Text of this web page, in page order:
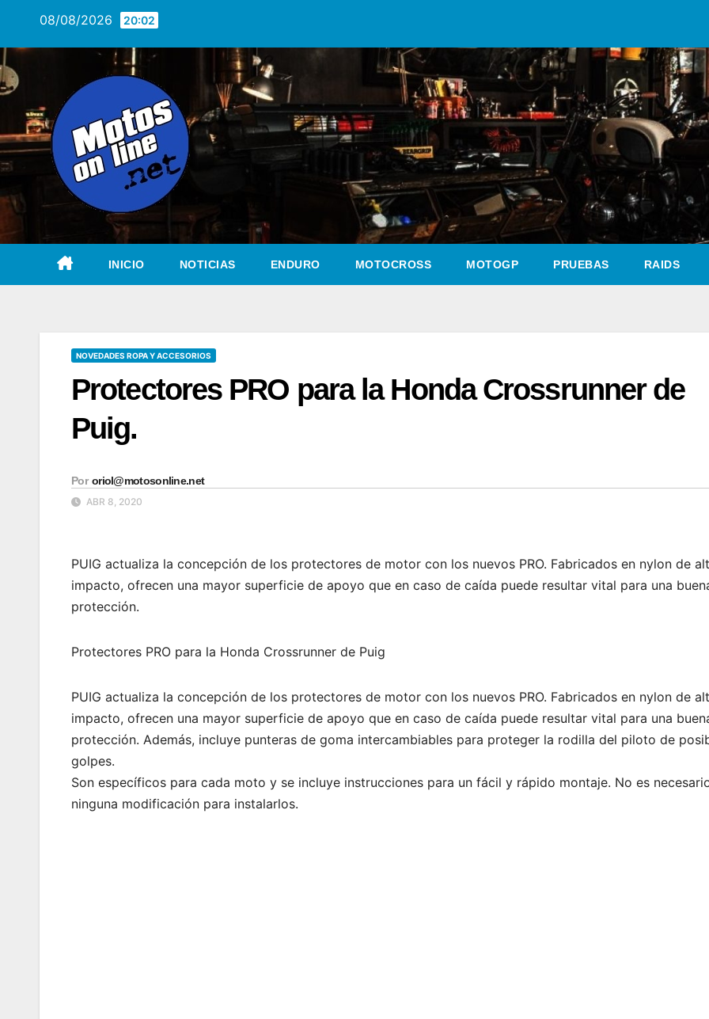
contenido
08/08/2026 20:02
INICIO NOTICIAS ENDURO MOTOCROSS MOTOGP PRUEBAS RAIDS
NOVEDADES ROPA Y ACCESORIOS
Protectores PRO para la Honda Crossrunner de
Puig.
Por oriol@motosonline.net
ABR 8, 2020
PUIG actualiza la concepción de los protectores de motor con los nuevos PRO. Fabricados en nylon de
impacto, ofrecen una mayor superficie de apoyo que en caso de caída puede resultar vital para una
protección.
Protectores PRO para la Honda Crossrunner de Puig
PUIG actualiza la concepción de los protectores de motor con los nuevos PRO. Fabricados en nylon de
impacto, ofrecen una mayor superficie de apoyo que en caso de caída puede resultar vital para una
protección. Además, incluye punteras de goma intercambiables para proteger la rodilla del piloto de
golpes.
Son específicos para cada moto y se incluye instrucciones para un fácil y rápido montaje. No es
ninguna modificación para instalarlos.